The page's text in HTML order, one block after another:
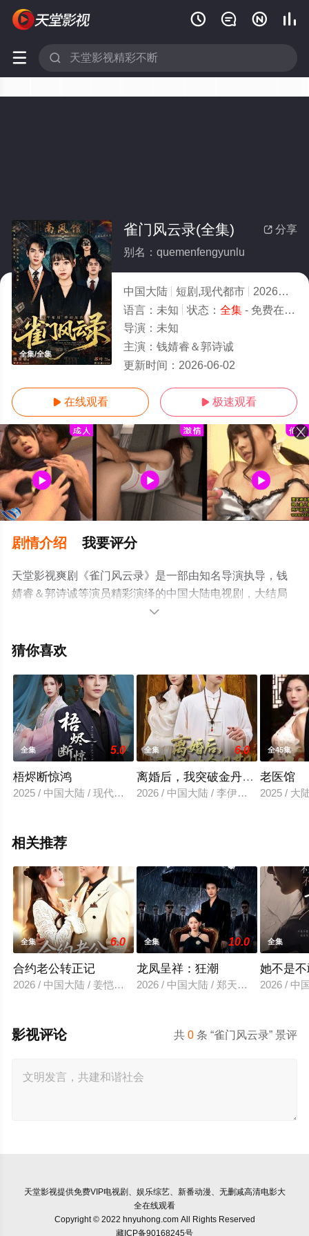
   
 
全集/全集
 分享
雀门风云录(全集)
别名：quemenfengyunlu
中国大陆 短剧,现代都市 2026
1.0
语言： 未知 状态： 全集- 免费在线观看
导演： 未知
主演： 钱婧睿＆郭诗诚
更新时间： 2026-06-02
 在线观看  极速观看
剧情介绍 我要评分
天堂影视爽剧《雀门风云录》是一部由知名导演执导，钱
婧睿＆郭诗诚等演员精彩演绎的中国大陆电视剧，大结局
剧情已揭晓（全集），手机免费观看高清未删减完整版电
视剧、电视猫或剧情网等平台了解。

猜你喜欢
全集 5.0
梧烬断惊鸿
2025 / 中国大陆 / 现代都市
全集 6.0
离婚后，我突破金丹期，引来天
2026 / 中国大陆 / 李伊蔓&彭渤宇
全45集
老医馆
2025 / 大
相关推荐
全集 6.0
合约老公转正记
2026 / 中国大陆 / 姜恺琳＆王厂
全集 10.0
龙凤呈祥：狂潮
2026 / 中国大陆 / 郑天龙＆汪心宇
全集
她不是
2026 / 中
共0 条 “雀门风云录” 景评
影视评论
天堂影视提供免费VIP电视剧、娱乐综艺、新番动漫、无删减高清电影大
全在线观看
Copyright © 2022 hnyuhong.com All Rights Reserved
藏ICP备90168245号